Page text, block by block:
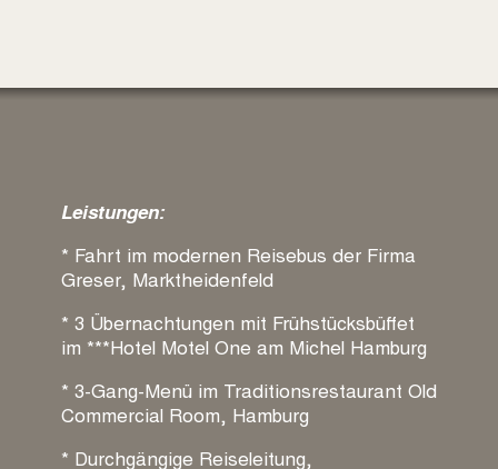
Leistungen:
* Fahrt im modernen Reisebus der Firma
Greser, Marktheidenfeld
* 3 Übernachtungen mit Frühstücksbüffet
im ***Hotel Motel One am Michel Hamburg
* 3-Gang-Menü im Traditionsrestaurant Old
Commercial Room, Hamburg
* Durchgängige Reiseleitung,